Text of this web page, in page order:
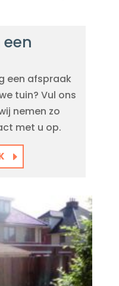
een afspraak
tuin? Vul ons
nemen zo
met u op.